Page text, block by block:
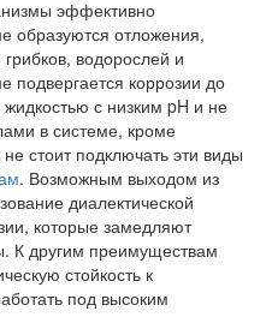
эффективно
образуются отложения,
водорослей и
подвергается коррозии до
жидкостью с низким pH и не
в системе, кроме
стоит подключать эти виды
. Возможным выходом из
диалектической
которые замедляют
К другим преимуществам
стойкость к
под высоким